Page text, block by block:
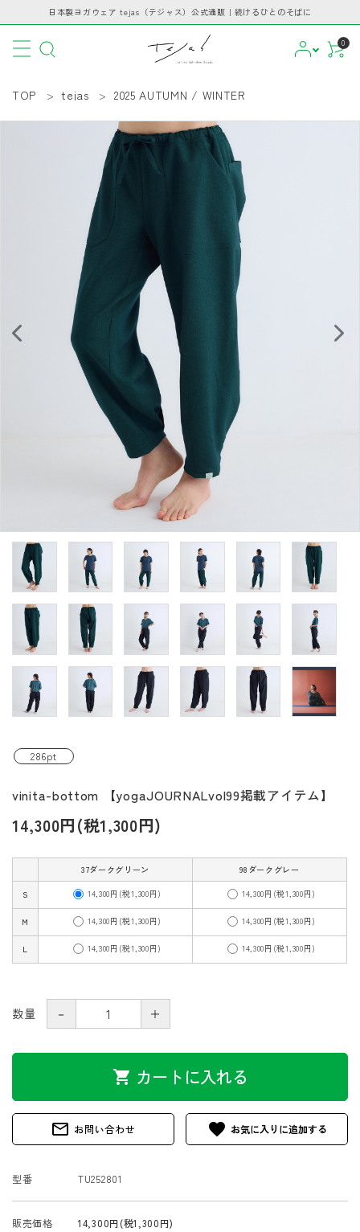
日本製ヨガウェア tejas（テジャス）公式通販｜続けるひとのそばに
0
INFORMATION
GUIDE
ACCOUNT MENU
ようこそ ゲスト 様
person 新規会員登録
TOP tejas 2025 AUTUMN / WINTER
286pt
vinita-bottom 【yogaJOURNALvol99掲載アイテム】
14,300円(税1,300円)
37ダークグリーン 98ダークグレー
S 14,300円(税1,300円) 14,300円(税1,300円)
M 14,300円(税1,300円) 14,300円(税1,300円)
L 14,300円(税1,300円) 14,300円(税1,300円)
数量 － ＋
shopping_cart カートに入れる
mail_outline お問い合わせ favorite
型番 TU252801
販売価格 14,300円(税1,300円)